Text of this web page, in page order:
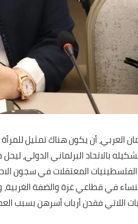
العربي، أن يكون هناك تمثيل
بالاتحاد البرلماني الدولي،
المعتقلات في سجون
في قطاعي غزة والضفة
اللاتي فقدن أرباب أسرهن بسبب